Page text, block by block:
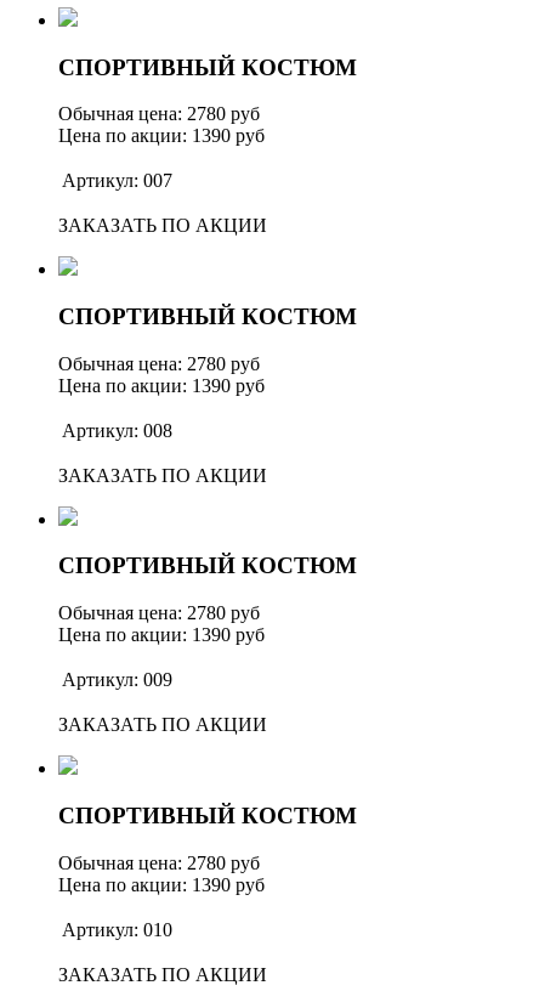
СПОРТИВНЫЙ КОСТЮМ
Обычная цена: 2780 руб
Цена по акции: 1390 руб
Артикул: 007
ЗАКАЗАТЬ ПО АКЦИИ
СПОРТИВНЫЙ КОСТЮМ
Обычная цена: 2780 руб
Цена по акции: 1390 руб
Артикул: 008
ЗАКАЗАТЬ ПО АКЦИИ
СПОРТИВНЫЙ КОСТЮМ
Обычная цена: 2780 руб
Цена по акции: 1390 руб
Артикул: 009
ЗАКАЗАТЬ ПО АКЦИИ
СПОРТИВНЫЙ КОСТЮМ
Обычная цена: 2780 руб
Цена по акции: 1390 руб
Артикул: 010
ЗАКАЗАТЬ ПО АКЦИИ